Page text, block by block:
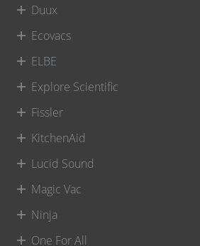
Duux
Ecovacs
ELBE
Explore Scientific
Fissler
KitchenAid
Lucid Sound
Magic Vac
Ninja
One For All